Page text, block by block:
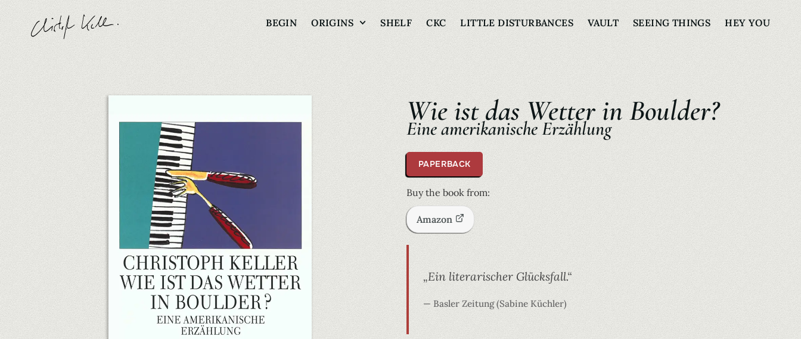
BEGIN ORIGINS SHELF CKC LITTLE DISTURBANCES VAULT SEEING THINGS HEY YOU
Wie ist das Wetter in Boulder?
Eine amerikanische Erzählung
PAPERBACK
Buy the book from:
Amazon
„Ein literarischer Glücksfall.“
— Basler Zeitung (Sabine Küchler)